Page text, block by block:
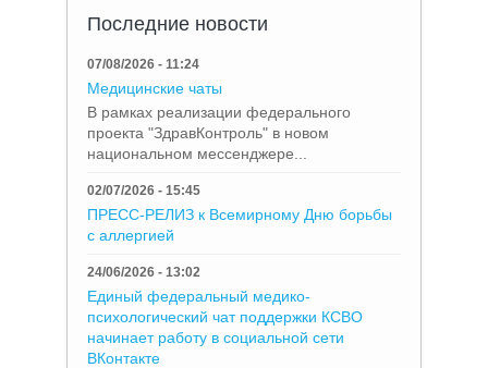
Последние новости
07/08/2026 - 11:24
Медицинские чаты
В рамках реализации федерального
проекта "ЗдравКонтроль" в новом
национальном мессенджере...
02/07/2026 - 15:45
ПРЕСС-РЕЛИЗ к Всемирному Дню борьбы
с аллергией
24/06/2026 - 13:02
Единый федеральный медико-
психологический чат поддержки КСВО
начинает работу в социальной сети
ВКонтакте